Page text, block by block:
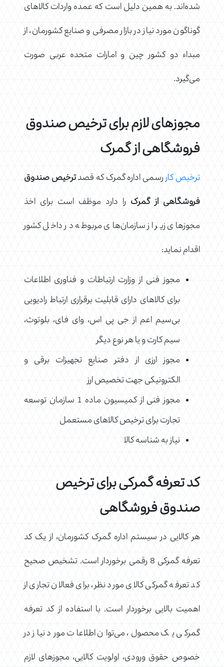
شده‌اند. به همین دلیل است که عمده واردات کالاهای
گوناگون مورد نیاز در بازار مصرفی و صنایع کشورمان، از
مبداء دو کشور چین و امارات متحده عربی صورت
می‌گیرد.
مجوزهای لازم برای ترخیص صندوق
فروشگاهی از گمرک
ترخیص کاررسمی اداره گمرک که قصدترخیص صندوق
فروشگاهی از گمرک را دارد موظف است برای اخذ
مجوزهای زیر از سازمان‌های مربوطه در داخل کشور
اقدام نماید:
مجوز فنی از وزارت ارتباطات و فناوری اطلاعات
برای کالاهای دارای قابلیت برقراری ارتباط رادیویی
بی‌سیم اعم از جی پی اس، وای فای، بلوتوث،
سیم کارت و یا هر نوع دیگر
مجوز ارزی از دفتر صنایع تجهیزات برقی و
الکترونیکی جهت تخصیص ارز
مجوز فنی از کمیسیون ماده 1 سازمان توسعه
تجارت برای ترخیص کالاهای مستعمل
نیاز به شناسه کالا
کد تعرفه گمرکی برای ترخیص
صندوق فروشگاهی
هر کالایی در سیستم اداره گمرک کشورمان، از یک کد
تعرفه گمرکی 8 رقمی برخوردار است. تشخیص صحیح
کد تعرفه گمرکی کالای مورد نظر، برای فعالان تجاری از
اهمیت بالایی برخوردار است. با استفاده از کد تعرفه
گمرکی یک محصول، می‌توان اطلاعات مورد نیاز در
خصوص حقوق ورودی، اولویت کالایی، مجوزهای لازم